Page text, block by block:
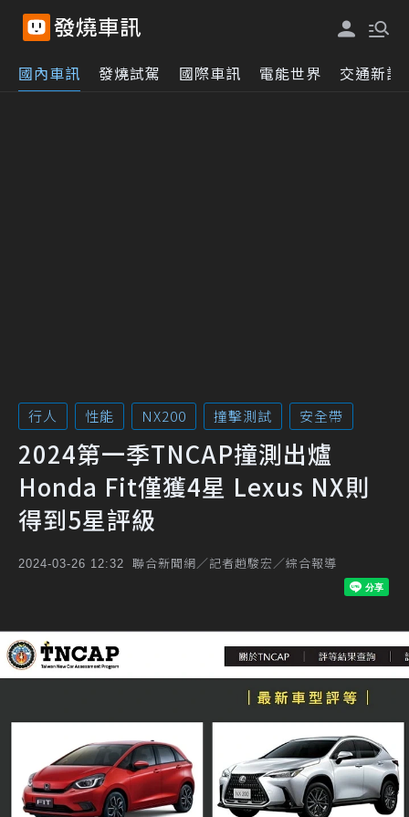
國內車訊 發燒試駕 國際車訊 電能世界 交通新訊
行人 性能 NX200 撞擊測試 安全帶
2024第一季TNCAP撞測出爐
Honda Fit僅獲4星 Lexus NX則
得到5星評級
2024-03-26 12:32 聯合新聞網／記者趙駿宏／綜合報導